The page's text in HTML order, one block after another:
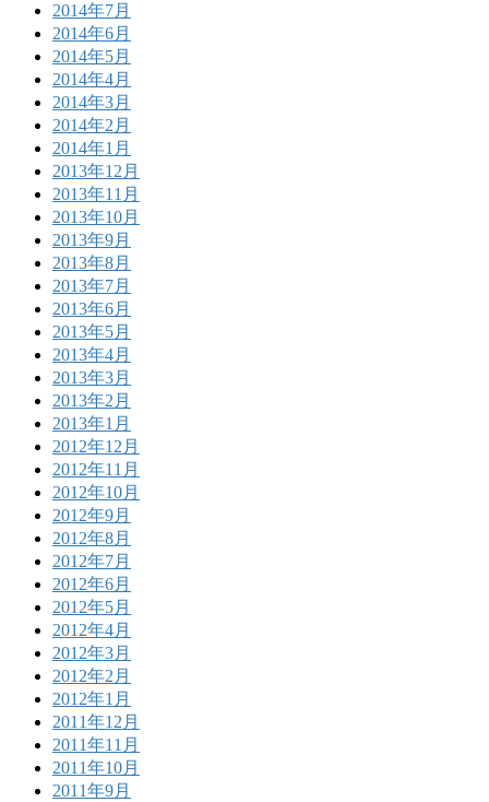
2014年7月
2014年6月
2014年5月
2014年4月
2014年3月
2014年2月
2014年1月
2013年12月
2013年11月
2013年10月
2013年9月
2013年8月
2013年7月
2013年6月
2013年5月
2013年4月
2013年3月
2013年2月
2013年1月
2012年12月
2012年11月
2012年10月
2012年9月
2012年8月
2012年7月
2012年6月
2012年5月
2012年4月
2012年3月
2012年2月
2012年1月
2011年12月
2011年11月
2011年10月
2011年9月